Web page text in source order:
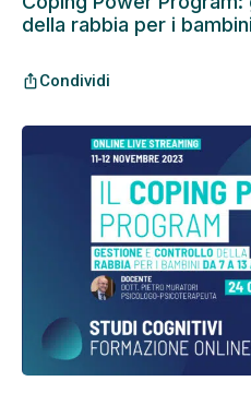
della rabbia per i
ios_shareCondividi